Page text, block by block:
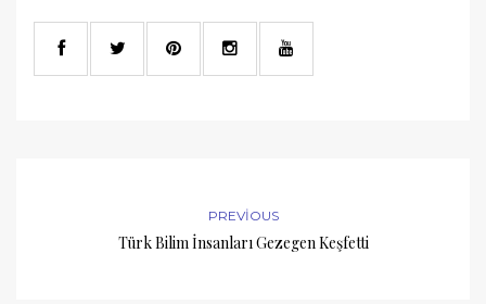
PREVIOUS
Türk Bilim İnsanları Gezegen Keşfetti